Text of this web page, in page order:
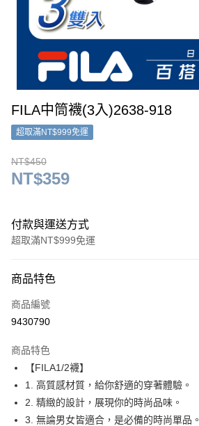
FILA中筒襪(3入)2638-918
超取滿NT$999免運
NT$450
NT$359
付款與運送方式
超取滿NT$999免運
信用卡一次付款
超商取貨付款
Apple Pay
街口支付
悠遊付
商品特色
商品編號
9430790
商品特色
【FILA1/2襪】
1. 高質感材質，給你舒適的穿著體驗。
2. 精緻的設計，展現你的時尚品味。
3. 無論男女皆適合，是必備的時尚單品。